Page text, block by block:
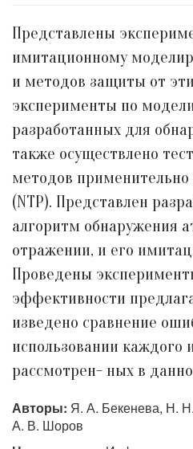
Представлены
имитационному
и методов защиты от
эксперименты по
разработанных для
также осуществлено
методов применительно
(NTP). Представлен
алгоритм обнаружения
отражении, и его
Проведены
эффективности
изведено сравнение
использовании каждого
рассмотрен- ных в
Авторы: Я. А. Бекенева, Н.
А. В. Шоров